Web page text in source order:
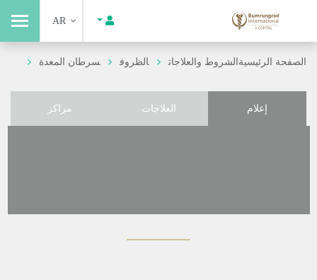
AR
الصفحة الرئيسيةالشروط والعلاجات الظروف سرطان المعدة
إعلام العلاجات مراكز